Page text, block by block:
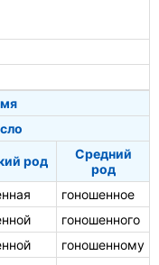
род
Средний
род
гоношенное
гоношенного
гоношенному